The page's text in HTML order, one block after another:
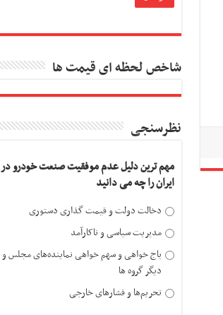
شاخص لحظه ای قیمت ها
نظرسنجی
مهم ترین دلیل عدم موفقیت صنعت خودرو در
ایران را چه می دانید
دخالت دولت و قیمت گذاری دستوری
مدیریت سیاسی و ناکارآمد
باج خواهی و سهم خواهی نماینده‌های مجلس و
دیگر گروه ها
تحریم‌ها و فشارهای خارجی